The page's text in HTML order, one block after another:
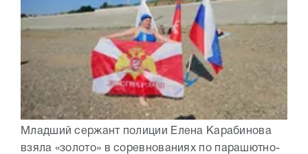
Младший сержант полиции Елена Карабинова
взяла «золото» в соревнованиях по парашютно-